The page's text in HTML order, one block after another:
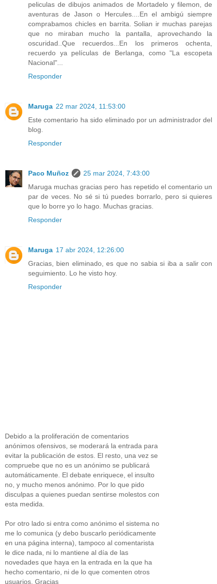
peliculas de dibujos animados de Mortadelo y filemon, de
aventuras de Jason o Hercules....En el ambigú siempre
comprabamos chicles en barrita. Solian ir muchas parejas
que no miraban mucho la pantalla, aprovechando la
oscuridad..Que recuerdos...En los primeros ochenta,
recuerdo ya películas de Berlanga, como "La escopeta
Nacional"...
Responder
Maruga 22 mar 2024, 11:53:00
Este comentario ha sido eliminado por un administrador del
blog.
Responder
Paco Muñoz
25 mar 2024, 7:43:00
Maruga muchas gracias pero has repetido el comentario un
par de veces. No sé si tú puedes borrarlo, pero si quieres
que lo borre yo lo hago. Muchas gracias.
Responder
Maruga 17 abr 2024, 12:26:00
Gracias, bien eliminado, es que no sabia si iba a salir con
seguimiento. Lo he visto hoy.
Responder
Debido a la proliferación de comentarios
anónimos ofensivos, se moderará la entrada para
evitar la publicación de estos. El resto, una vez se
compruebe que no es un anónimo se publicará
automáticamente. El debate enriquece, el insulto
no, y mucho menos anónimo. Por lo que pido
disculpas a quienes puedan sentirse molestos con
esta medida.
Por otro lado si entra como anónimo el sistema no
me lo comunica (y debo buscarlo periódicamente
en una página interna), tampoco al comentarista
le dice nada, ni lo mantiene al día de las
novedades que haya en la entrada en la que ha
hecho comentario, ni de lo que comenten otros
usuarios. Gracias